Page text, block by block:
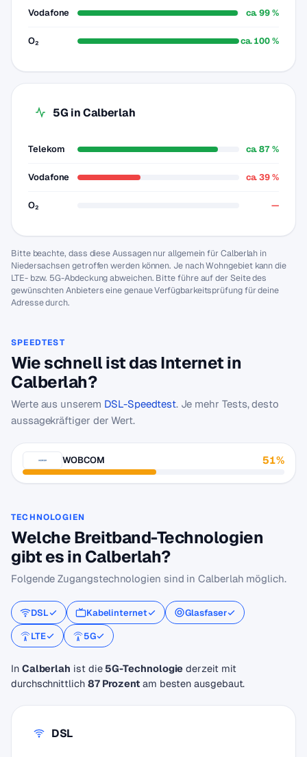
Vodafone ca. 99 %
O₂ ca. 100 %
5G in Calberlah
Telekom ca. 87 %
Vodafone ca. 39 %
O₂ —
Bitte beachte, dass diese Aussagen nur allgemein für Calberlah in
Niedersachsen getroffen werden können. Je nach Wohngebiet kann die
LTE- bzw. 5G-Abdeckung abweichen. Bitte führe auf der Seite des
gewünschten Anbieters eine genaue Verfügbarkeitsprüfung für deine
Adresse durch.
SPEEDTEST
Wie schnell ist das Internet in
Calberlah?
Werte aus unserem DSL-Speedtest. Je mehr Tests, desto
aussagekräftiger der Wert.
WOBCOM 51%
TECHNOLOGIEN
Welche Breitband-Technologien
gibt es in Calberlah?
Folgende Zugangstechnologien sind in Calberlah möglich.
DSL Kabelinternet
Glasfaser
LTE
5G
In Calberlah ist die 5G-Technologie derzeit mit
durchschnittlich 87 Prozentam besten ausgebaut.
DSL